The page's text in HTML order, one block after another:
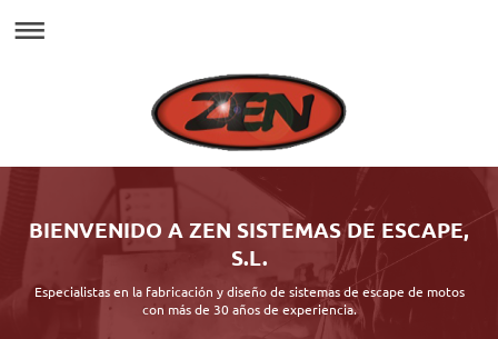
BIENVENIDO A ZEN SISTEMAS DE ESCAPE,
S.L.
Especialistas en la fabricación y diseño de sistemas de escape de motos
con más de 30 años de experiencia.